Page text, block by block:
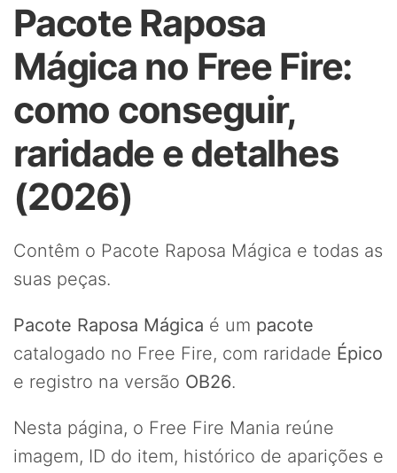
Pacote Raposa
Mágica no Free Fire:
como conseguir,
raridade e detalhes
(2026)
Contêm o Pacote Raposa Mágica e todas as
suas peças.
Pacote Raposa Mágica é um pacote
catalogado no Free Fire, com raridade Épico
e registro na versão OB26.
Nesta página, o Free Fire Mania reúne
imagem, ID do item, histórico de aparições e